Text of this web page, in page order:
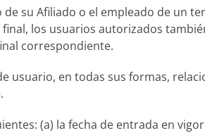
su Afiliado o el empleado de un
los usuarios autorizados
correspondiente.
usuario, en todas sus formas,
(a) la fecha de entrada en